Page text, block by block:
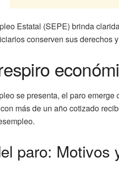
Estatal (SEPE) brinda
conserven sus derechos
se presenta, el paro
más de un año cotizado
paro: Motivos